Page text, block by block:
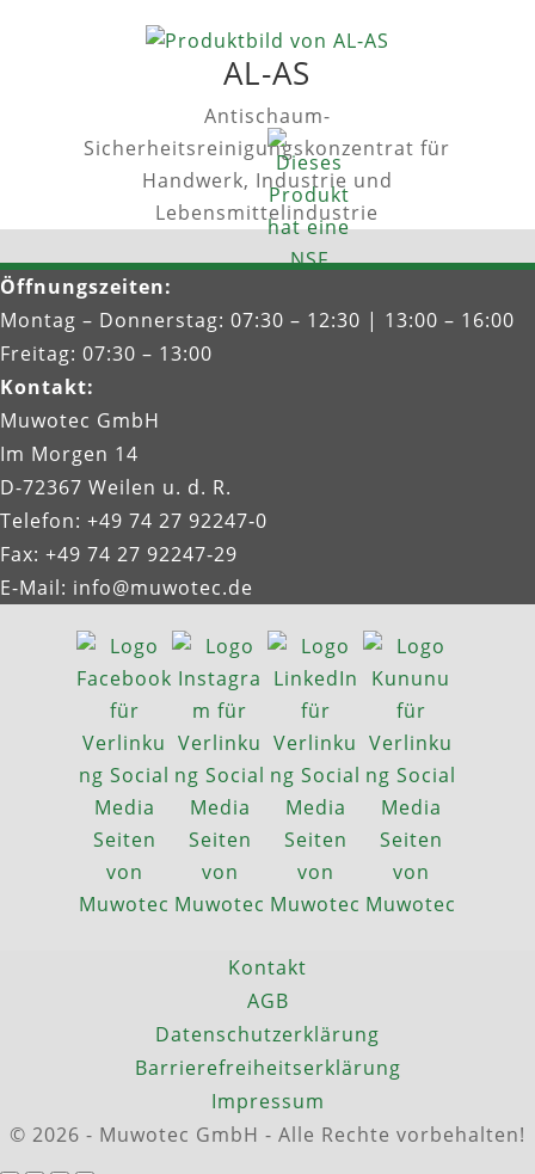
AL-AS
Antischaum-
Sicherheitsreinigungskonzentrat für
Handwerk, Industrie und
Lebensmittelindustrie
Öffnungszeiten:
Montag – Donnerstag: 07:30 – 12:30 | 13:00 – 16:00
Freitag: 07:30 – 13:00
Kontakt:
Muwotec GmbH
Im Morgen 14
D-72367 Weilen u. d. R.
Telefon: +49 74 27 92247‑0
Fax: +49 74 27 92247‑29
E-Mail: info@muwotec.de
Kontakt
AGB
Datenschutzerklärung
Barrierefreiheitserklärung
Impressum
© 2026 - Muwotec GmbH - Alle Rechte vorbehalten!